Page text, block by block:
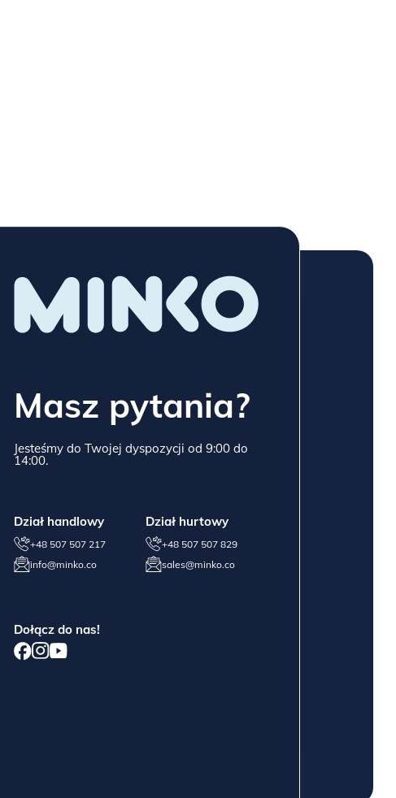
Masz pytania?
Jesteśmy do Twojej dyspozycji od 9:00 do
14:00.
Dział handlowy
+48 507 507 217
info@minko.co
Dział hurtowy
+48 507 507 829
sales@minko.co
Dołącz do nas!